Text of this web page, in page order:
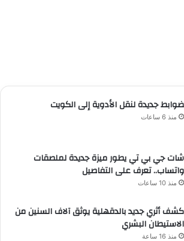
ضوابط جديدة لنقل الأدوية إلى الكويت
منذ 6 ساعات
شات جي بي تي يطور ميزة جديدة لملصقات
واتساب.. تعرف على التفاصيل
منذ 10 ساعات
كشف أثري جديد بالدقهلية يوثق آلاف السنين من
الاستيطان البشري
منذ 16 ساعة